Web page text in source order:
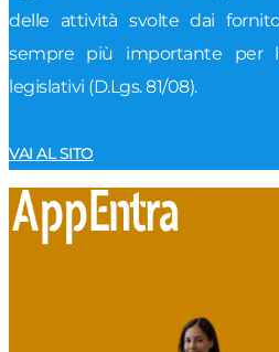
delle attività svolte dai
sempre più importante per
legislativi (D.Lgs. 81/08).
VAI AL SITO